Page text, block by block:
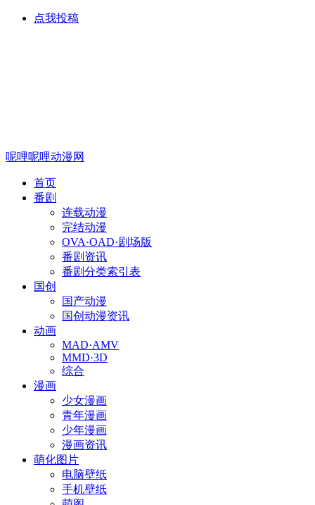
点我投稿
呢哩呢哩动漫网
首页
番剧
连载动漫
完结动漫
OVA·OAD·剧场版
番剧资讯
番剧分类索引表
国创
国产动漫
国创动漫资讯
动画
MAD·AMV
MMD·3D
综合
漫画
少女漫画
青年漫画
少年漫画
漫画资讯
萌化图片
电脑壁纸
手机壁纸